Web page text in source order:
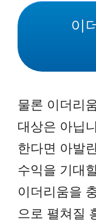
이
물론 이더리
대상은 아닙
한다면 아발
수익을 기대
이더리움을
으로 펼쳐질